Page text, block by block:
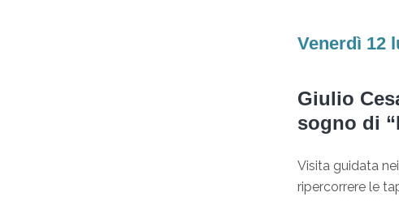
Venerdì 12
Giulio
sogno di
Visita guidata
ripercorrere le